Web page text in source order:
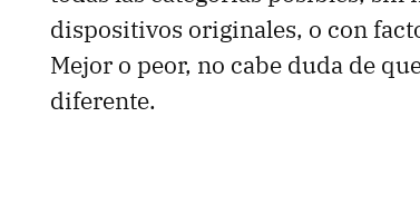
dispositivos originales, o con
Mejor o peor, no cabe duda de
diferente.